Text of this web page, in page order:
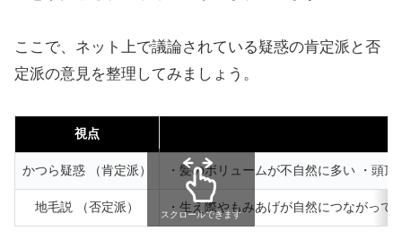
ここで、ネット上で議論されている疑惑の肯定派と否
定派の意見を整理してみましょう。
視点
かつら疑惑 （肯定派） ・髪のボリュームが不自然に多い ・頭
地毛説 （否定派） ・生え際やもみあげが自然につながっ
スクロールできます